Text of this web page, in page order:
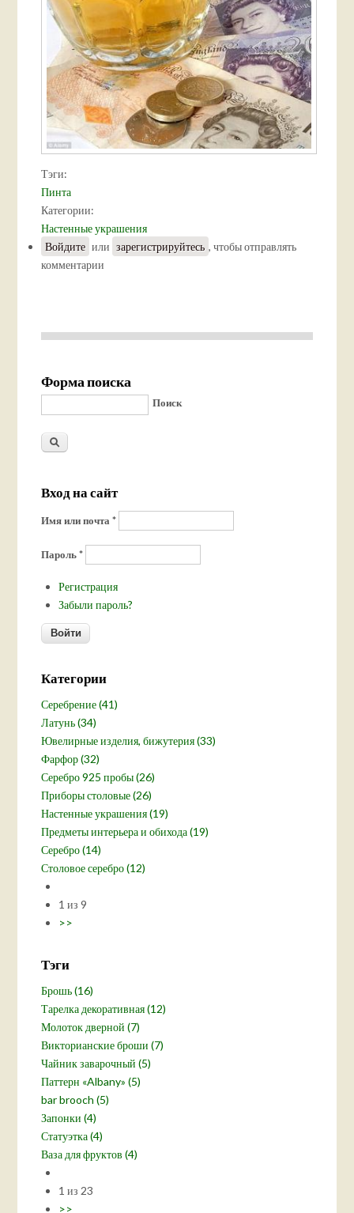
Тэги:
Пинта
Категории:
Настенные украшения
Войдите или зарегистрируйтесь , чтобы отправлять
комментарии
Форма поиска
Поиск
Вход на сайт
Имя или почта*
Пароль*
Регистрация
Забыли пароль?
Категории
Серебрение (41)
Латунь (34)
Ювелирные изделия, бижутерия (33)
Фарфор (32)
Серебро 925 пробы (26)
Приборы столовые (26)
Настенные украшения (19)
Предметы интерьера и обихода (19)
Серебро (14)
Столовое серебро (12)
1 из 9
>>
Тэги
Брошь (16)
Тарелка декоративная (12)
Молоток дверной (7)
Викторианские броши (7)
Чайник заварочный (5)
Паттерн «Albany» (5)
bar brooch (5)
Запонки (4)
Статуэтка (4)
Ваза для фруктов (4)
1 из 23
>>